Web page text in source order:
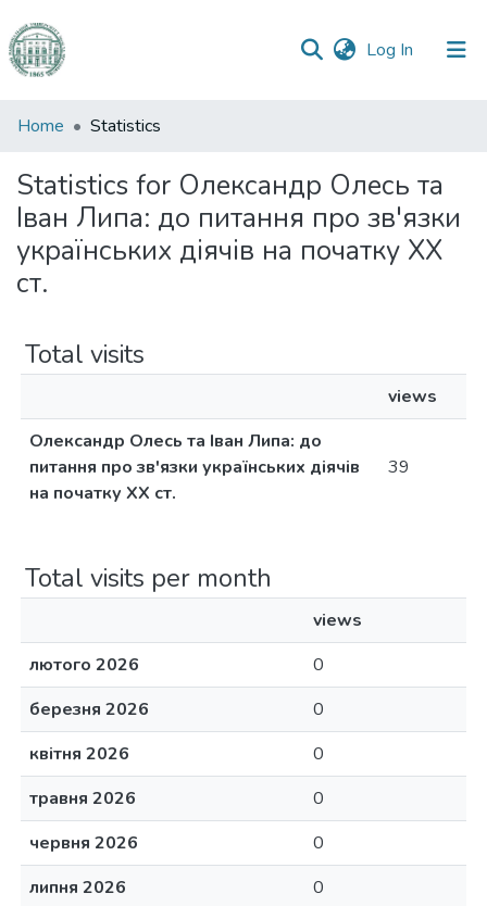
Log In (current)
Communities
Collections
All of DSpace
Home Statistics
Statistics for Олександр Олесь та
Іван Липа: до питання про зв'язки
українських діячів на початку ХХ
ст.
Total visits
views
Олександр Олесь та Іван Липа: до
питання про зв'язки українських діячів
на початку ХХ ст.
39
Total visits per month
views
лютого 2026
0
березня 2026
0
квітня 2026
0
травня 2026
0
червня 2026
0
липня 2026
0